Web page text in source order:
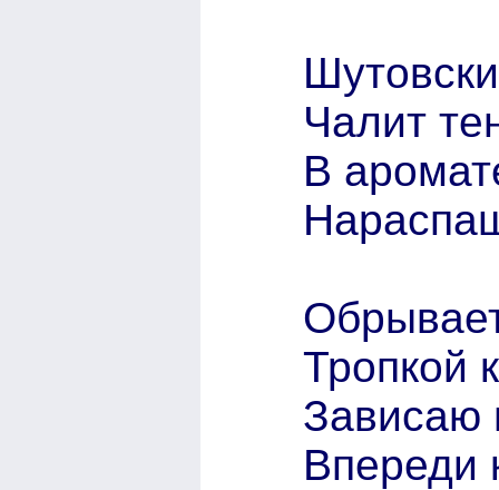
Чалит
В
Тропкой
Зависаю
Впереди